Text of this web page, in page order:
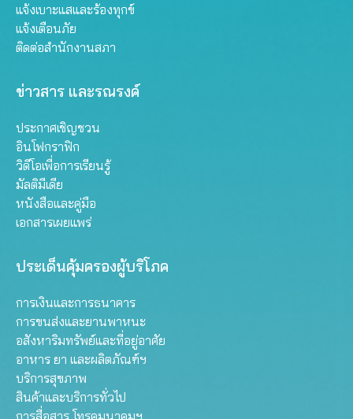
แจ้งเบาะแสและร้องทุกข์
แจ้งเตือนภัย
ติดต่อสำนักงานสภา
ข่าวสาร และรณรงค์
ประกาศเชิญชวน
อินโฟกราฟิก
วิดีโอเพื่อการเรียนรู้
มัลติมีเดีย
หนังสือและคู่มือ
เอกสารเผยแพร่
ประเด็นคุ้มครองผู้บริโภค
การเงินและการธนาคาร
การขนส่งและยานพาหนะ
อสังหาริมทรัพย์และที่อยู่อาศัย
อาหาร ยา และผลิตภัณฑ์ฯ
บริการสุขภาพ
สินค้าและบริการทั่วไป